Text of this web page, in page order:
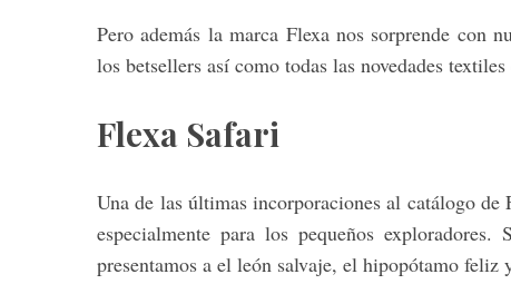
Pero además la marca Flexa nos sorprende con
los betsellers así como todas las novedades textiles
Flexa Safari
Una de las últimas incorporaciones al catálogo
especialmente para los pequeños
presentamos a el león salvaje, el hipopótamo feliz